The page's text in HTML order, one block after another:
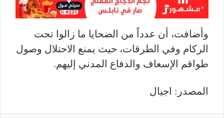
وأضافت، أن عدداً من الضحايا ما زالوا تحت
الركام وفي الطرقات، حيث يمنع الاحتلال وصول
طواقم الإسعاف والدفاع المدني إليهم.
المصدر: اجيال